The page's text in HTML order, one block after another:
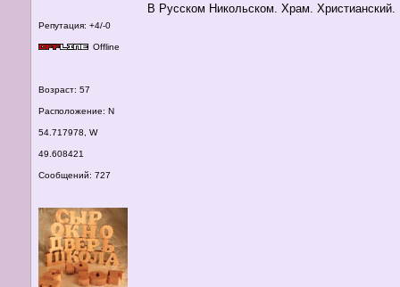
Репутация: +4/-0
Offline
Возраст: 57
Расположение: N
54.717978, W
49.608421
Сообщений: 727
В Русском Никольском. Храм. Христианский.